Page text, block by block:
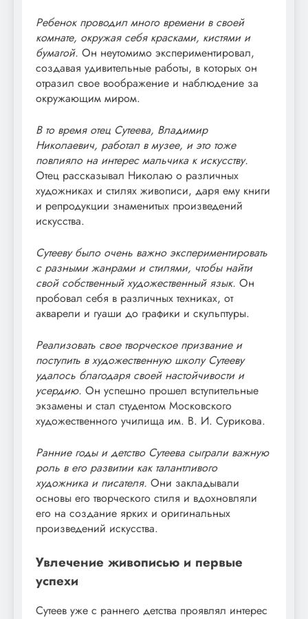
Ребенок проводил много времени в своей
комнате, окружая себя красками, кистями и
бумагой. Он неутомимо экспериментировал,
создавая удивительные работы, в которых он
отразил свое воображение и наблюдение за
окружающим миром.
В то время отец Сутеева, Владимир
Николаевич, работал в музее, и это тоже
повлияло на интерес мальчика к искусству.
Отец рассказывал Николаю о различных
художниках и стилях живописи, даря ему книги
и репродукции знаменитых произведений
искусства.
Сутееву было очень важно экспериментировать
с разными жанрами и стилями, чтобы найти
свой собственный художественный язык. Он
пробовал себя в различных техниках, от
акварели и гуаши до графики и скульптуры.
Реализовать свое творческое призвание и
поступить в художественную школу Сутееву
удалось благодаря своей настойчивости и
усердию. Он успешно прошел вступительные
экзамены и стал студентом Московского
художественного училища им. В. И. Сурикова.
Ранние годы и детство Сутеева сыграли важную
роль в его развитии как талантливого
художника и писателя. Они закладывали
основы его творческого стиля и вдохновляли
его на создание ярких и оригинальных
произведений искусства.
Увлечение живописью и первые
успехи
Сутеев уже с раннего детства проявлял интерес